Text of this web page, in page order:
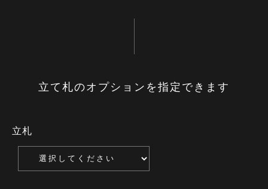
立て札のオプションを指定できます
立札